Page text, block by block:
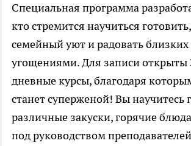
Специальная программа
кто стремится научиться
семейный уют и радовать
угощениями. Для записи открыты
дневные курсы, благодаря
станет суперженой! Вы научитесь
различные закуски, горячие
под руководством преподавателей